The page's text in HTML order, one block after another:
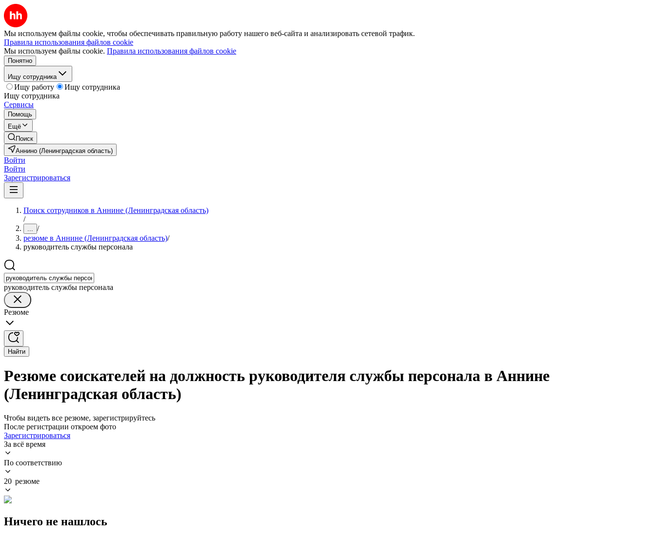
Мы используем файлы cookie, чтобы обеспечивать правильную работу нашего веб-сайта и анализировать сетевой трафик.
Правила использования файлов cookie
Мы используем файлы cookie. Правила использования файлов cookie
Понятно
Ищу сотрудника
Ищу работу
Ищу сотрудника
Ищу сотрудника
Сервисы
Помощь
Ещё
Поиск
Аннино (Ленинградская область)
Войти
Войти
Зарегистрироваться
Поиск сотрудников в Аннине (Ленинградская область)
/
... /
резюме в Аннине (Ленинградская область)/
руководитель службы персонала
руководитель службы персонала
Резюме
Найти
Резюме соискателей на должность руководителя службы персонала в Аннине
(Ленинградская область)
Чтобы видеть все резюме, зарегистрируйтесь
После регистрации откроем фото
Зарегистрироваться
За всё время
По соответствию
20 резюме
Ничего не нашлось